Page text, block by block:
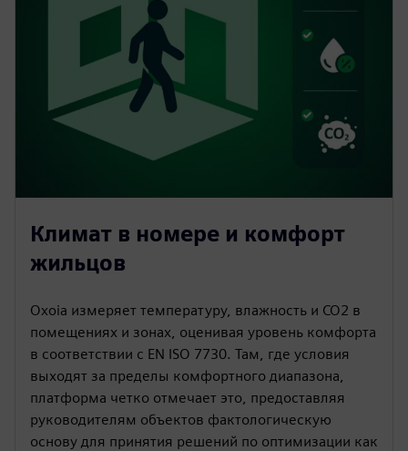
Климат в номере и комфорт
жильцов
Oxoia измеряет температуру, влажность и CO2 в
помещениях и зонах, оценивая уровень комфорта
в соответствии с EN ISO 7730. Там, где условия
выходят за пределы комфортного диапазона,
платформа четко отмечает это, предоставляя
руководителям объектов фактологическую
основу для принятия решений по оптимизации как